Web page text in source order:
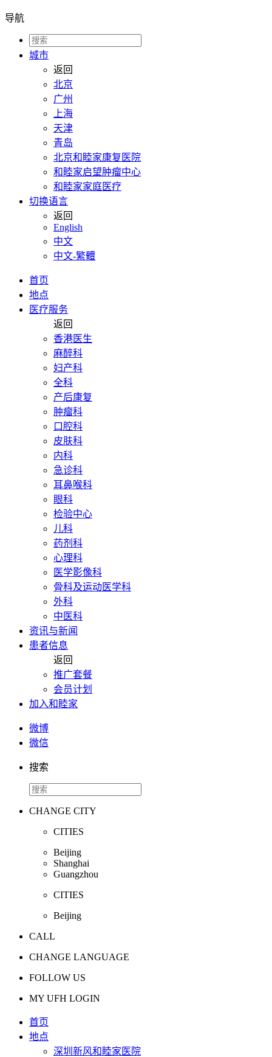
导航
城市
返回
北京
广州
上海
天津
青岛
北京和睦家康复医院
和睦家启望肿瘤中心
和睦家家庭医疗
切换语言
返回
English
中文
中文-繁體
首页
地点
医疗服务
返回
香港医生
麻醉科
妇产科
全科
产后康复
肿瘤科
口腔科
皮肤科
内科
急诊科
耳鼻喉科
眼科
检验中心
儿科
药剂科
心理科
医学影像科
骨科及运动医学科
外科
中医科
资讯与新闻
患者信息
返回
推广套餐
会员计划
加入和睦家
微博
微信
搜索
CHANGE CITY
CITIES
Beijing
Shanghai
Guangzhou
CITIES
Beijing
CALL
CHANGE LANGUAGE
FOLLOW US
MY UFH LOGIN
首页
地点
深圳新风和睦家医院